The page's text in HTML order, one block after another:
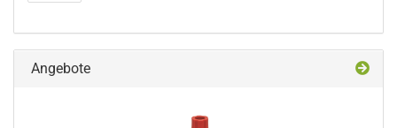
Angebote